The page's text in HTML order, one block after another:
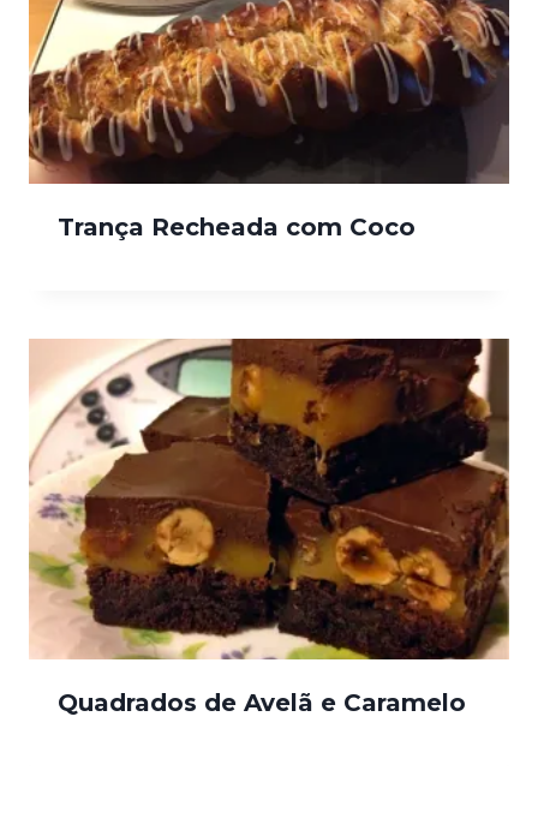
Trança Recheada com Coco
Quadrados de Avelã e Caramelo